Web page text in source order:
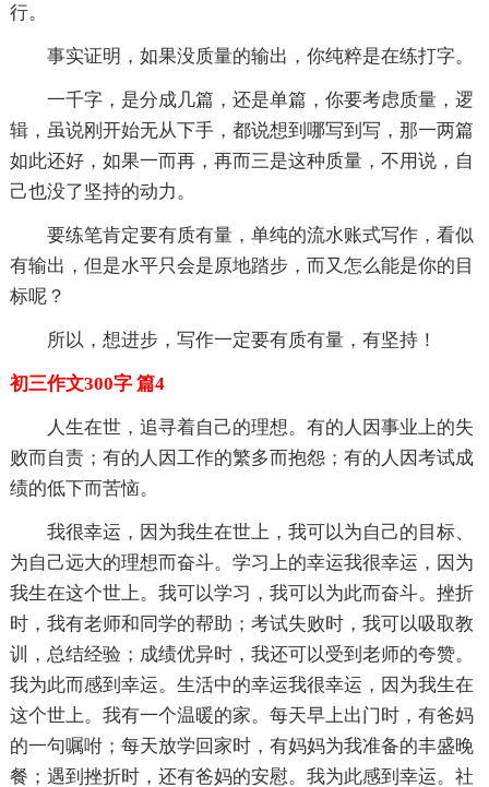
行。
事实证明，如果没质量的输出，你纯粹是在练打字。
一千字，是分成几篇，还是单篇，你要考虑质量，逻
辑，虽说刚开始无从下手，都说想到哪写到写，那一两篇
如此还好，如果一而再，再而三是这种质量，不用说，自
己也没了坚持的动力。
要练笔肯定要有质有量，单纯的流水账式写作，看似
有输出，但是水平只会是原地踏步，而又怎么能是你的目
标呢？
所以，想进步，写作一定要有质有量，有坚持！
初三作文300字 篇4
人生在世，追寻着自己的理想。有的人因事业上的失
败而自责；有的人因工作的繁多而抱怨；有的人因考试成
绩的低下而苦恼。
我很幸运，因为我生在世上，我可以为自己的目标、
为自己远大的理想而奋斗。学习上的幸运我很幸运，因为
我生在这个世上。我可以学习，我可以为此而奋斗。挫折
时，我有老师和同学的帮助；考试失败时，我可以吸取教
训，总结经验；成绩优异时，我还可以受到老师的夸赞。
我为此而感到幸运。生活中的幸运我很幸运，因为我生在
这个世上。我有一个温暖的家。每天早上出门时，有爸妈
的一句嘱咐；每天放学回家时，有妈妈为我准备的丰盛晚
餐；遇到挫折时，还有爸妈的安慰。我为此感到幸运。社